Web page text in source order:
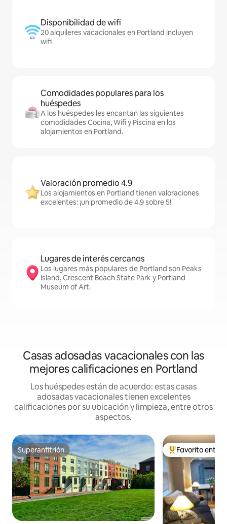
Disponibilidad de wifi
20 alquileres vacacionales en Portland incluyen
wifi
Comodidades populares para los
huéspedes
A los huéspedes les encantan las siguientes
comodidades Cocina, Wifi y Piscina en los
alojamientos en Portland.
Valoración promedio 4.9
Los alojamientos en Portland tienen valoraciones
excelentes: ¡un promedio de 4.9 sobre 5!
Lugares de interés cercanos
Los lugares más populares de Portland son Peaks
Island, Crescent Beach State Park y Portland
Museum of Art.
Casas adosadas vacacionales con las
mejores calificaciones en Portland
Los huéspedes están de acuerdo: estas casas
adosadas vacacionales tienen excelentes
calificaciones por su ubicación y limpieza, entre otros
aspectos.
Superanfitrión
Superanfitrión Favorito entre
Favorito entre